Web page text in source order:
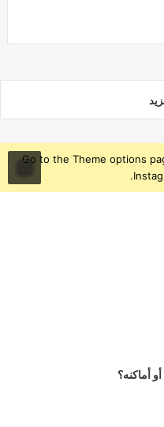
Go to the Theme options
أماكنه؟